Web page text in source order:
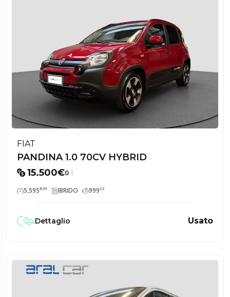
FIAT
PANDINA 1.0 70CV HYBRID
15.500€0
5,595Km IBRIDO 999cc
Dettaglio Usato